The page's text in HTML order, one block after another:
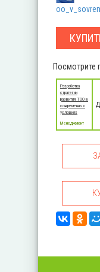
Посмотрите
Разработка
стратегии
развития ТОО в
современных
условиях
Менеджмент